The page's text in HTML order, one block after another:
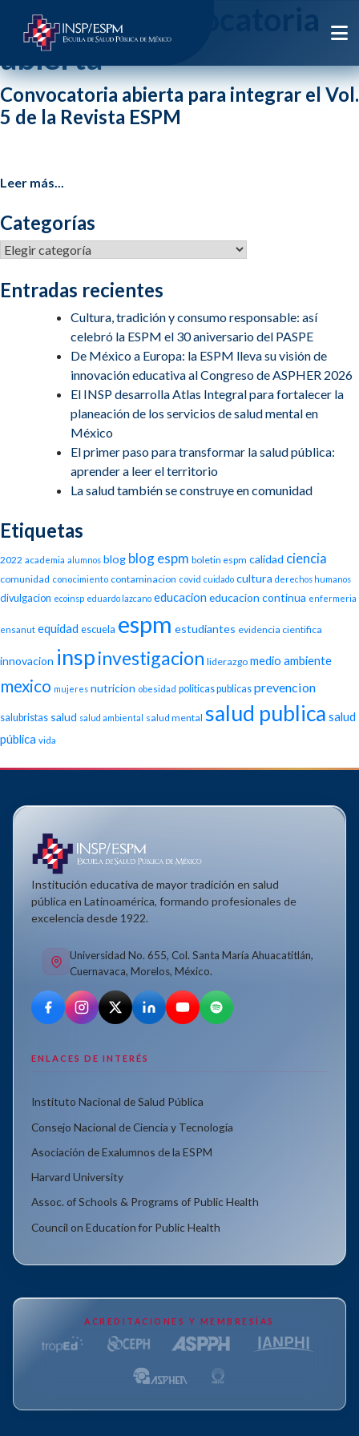
Etiqueta:
convocatoria
abierta
Convocatoria abierta para integrar el Vol.
5 de la Revista ESPM
Leer más...
Categorías
Categorías
Entradas recientes
Cultura, tradición y consumo responsable: así
celebró la ESPM el 30 aniversario del PASPE
De México a Europa: la ESPM lleva su visión de
innovación educativa al Congreso de ASPHER 2026
El INSP desarrolla Atlas Integral para fortalecer la
planeación de los servicios de salud mental en
México
El primer paso para transformar la salud pública:
aprender a leer el territorio
La salud también se construye en comunidad
Etiquetas
2022 academia alumnos blog blog espm boletin espm calidad ciencia
comunidad conocimiento contaminacion covid cuidado cultura derechos humanos
divulgacion ecoinsp eduardo lazcano educacion educacion continua enfermeria
ensanut equidad escuela espm estudiantes evidencia cientifica
innovacion inspinvestigacion liderazgo medio ambiente
mexico mujeres nutricion obesidad politicas publicas prevencion
salubristas salud salud ambiental salud mental salud publica salud
pública vida
Institución educativa de mayor tradición en salud
pública en Latinoamérica, formando profesionales de
excelencia desde 1922.
Universidad No. 655, Col. Santa María Ahuacatitlán,
Cuernavaca, Morelos, México.
ENLACES DE INTERÉS
Instituto Nacional de Salud Pública
Consejo Nacional de Ciencia y Tecnología
Asociación de Exalumnos de la ESPM
Harvard University
Assoc. of Schools & Programs of Public Health
Council on Education for Public Health
ACREDITACIONES Y MEMBRESÍAS